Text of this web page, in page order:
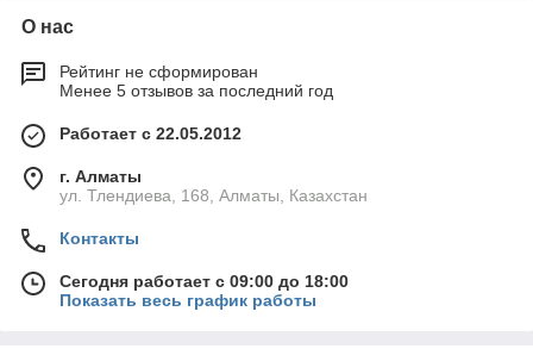
О нас
Рейтинг не сформирован
Менее 5 отзывов за последний год
Работает с 22.05.2012
г. Алматы
ул. Тлендиева, 168, Алматы, Казахстан
Контакты
Сегодня работает с 09:00 до 18:00
Показать весь график работы